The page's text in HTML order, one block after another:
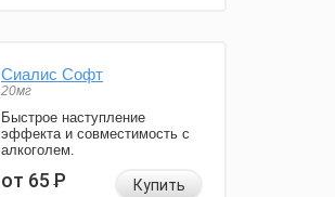
Сиалис Софт
20мг
Быстрое наступление
эффекта и совместимость с
алкоголем.
от 65Р Купить